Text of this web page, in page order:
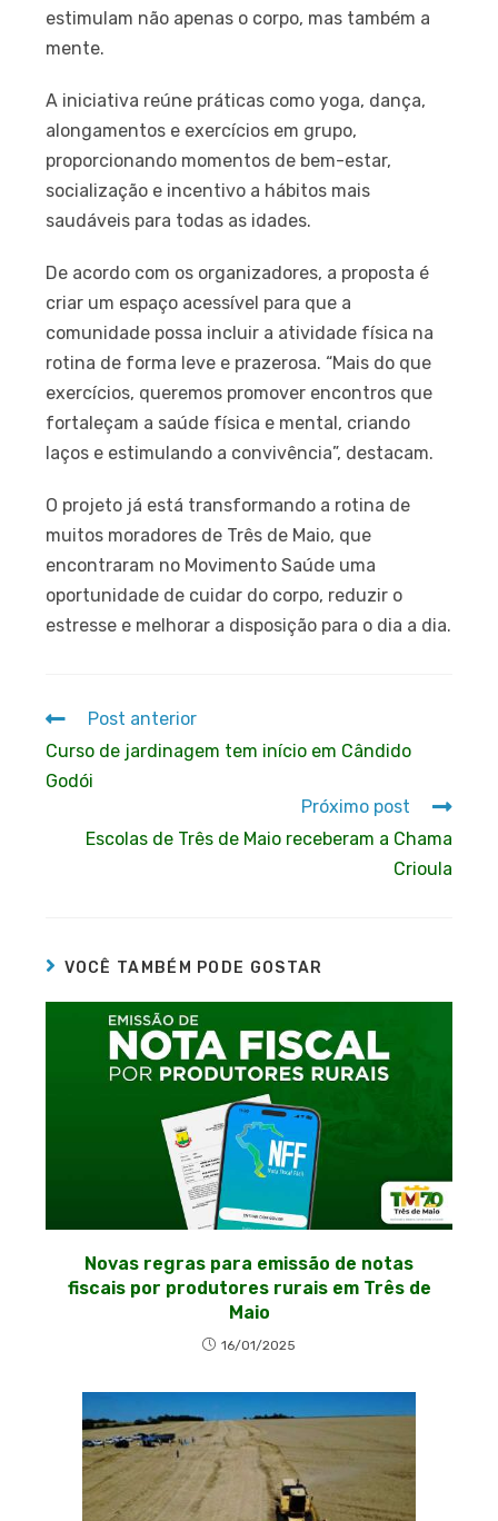
estimulam não apenas o corpo, mas também a
mente.
A iniciativa reúne práticas como yoga, dança,
alongamentos e exercícios em grupo,
proporcionando momentos de bem-estar,
socialização e incentivo a hábitos mais
saudáveis para todas as idades.
De acordo com os organizadores, a proposta é
criar um espaço acessível para que a
comunidade possa incluir a atividade física na
rotina de forma leve e prazerosa. “Mais do que
exercícios, queremos promover encontros que
fortaleçam a saúde física e mental, criando
laços e estimulando a convivência”, destacam.
O projeto já está transformando a rotina de
muitos moradores de Três de Maio, que
encontraram no Movimento Saúde uma
oportunidade de cuidar do corpo, reduzir o
estresse e melhorar a disposição para o dia a dia.
Post anterior
Curso de jardinagem tem início em Cândido
Godói
Próximo post
Escolas de Três de Maio receberam a Chama
Crioula
VOCÊ TAMBÉM PODE GOSTAR
Novas regras para emissão de notas
fiscais por produtores rurais em Três de
Maio
16/01/2025